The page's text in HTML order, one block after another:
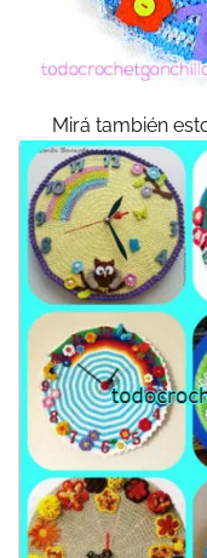
Mirá también